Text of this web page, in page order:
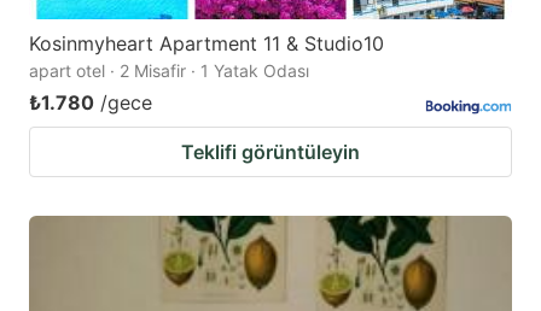
Kosinmyheart Apartment 11 & Studio10
apart otel · 2 Misafir · 1 Yatak Odası
₺1.780 /gece
Teklifi görüntüleyin